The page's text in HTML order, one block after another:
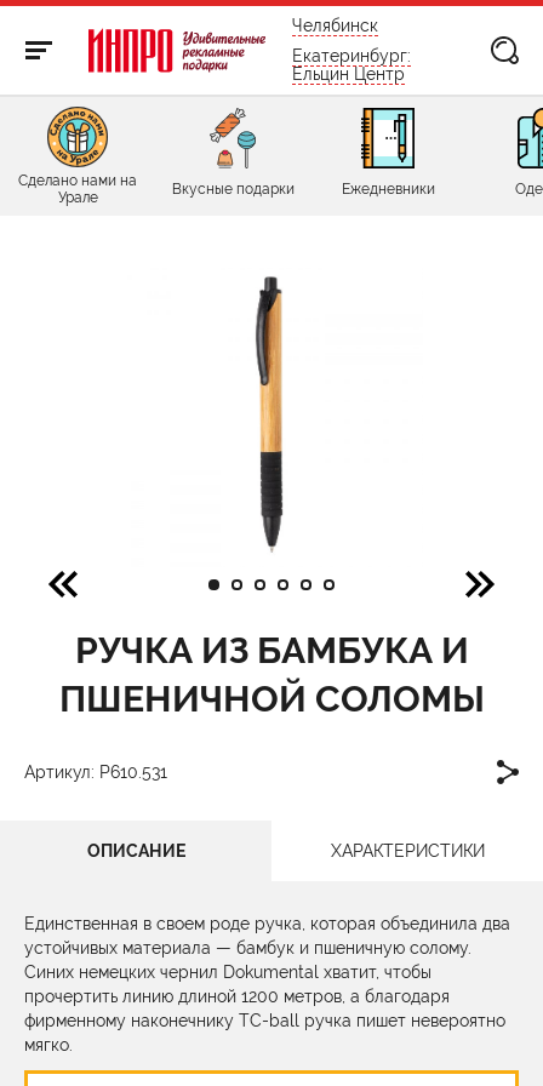
бесплатно по России
Челябинск
Екатеринбург:
Ельцин Центр
Сделано нами на
Урале
Вкусные подарки Ежедневники
РУЧКА ИЗ БАМБУКА И
ПШЕНИЧНОЙ СОЛОМЫ
Артикул: P610.531
ОПИСАНИЕ ХАРАКТЕРИСТИКИ
Единственная в своем роде ручка, которая объединила два
устойчивых материала — бамбук и пшеничную солому.
Синих немецких чернил Dokumental хватит, чтобы
прочертить линию длиной 1200 метров, а благодаря
фирменному наконечнику TC-ball ручка пишет невероятно
мягко.